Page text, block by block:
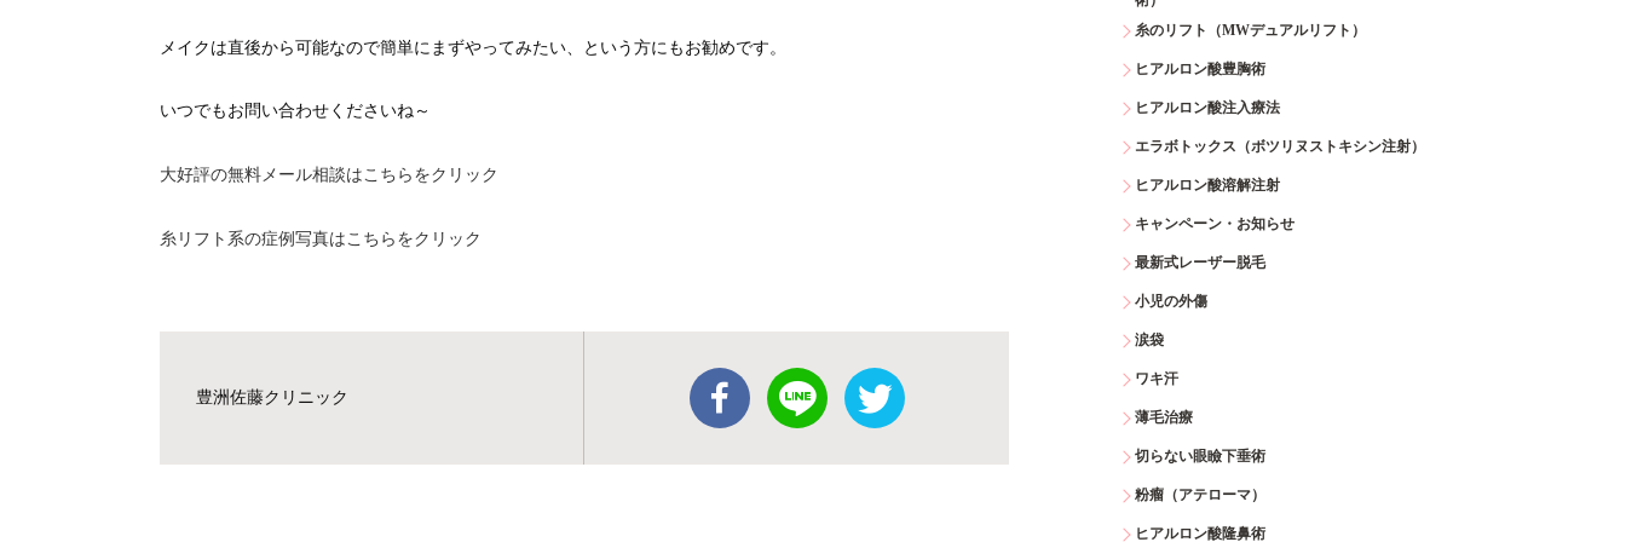
メイクは直後から可能なので簡単にまずやってみたい、という方にもお勧めです。
いつでもお問い合わせくださいね～
大好評の無料メール相談はこちらをクリック
糸リフト系の症例写真はこちらをクリック
豊洲佐藤クリニック
糸のリフト（MWデュアルリフト）
ヒアルロン酸豊胸術
ヒアルロン酸注入療法
エラボトックス（ボツリヌストキシン注射）
ヒアルロン酸溶解注射
キャンペーン・お知らせ
最新式レーザー脱毛
小児の外傷
涙袋
ワキ汗
薄毛治療
切らない眼瞼下垂術
粉瘤（アテローマ）
ヒアルロン酸隆鼻術